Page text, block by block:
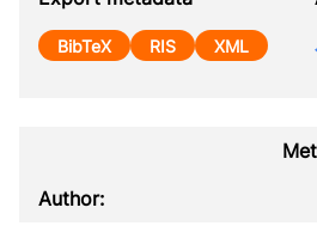
BibTeX RIS XML
Author: